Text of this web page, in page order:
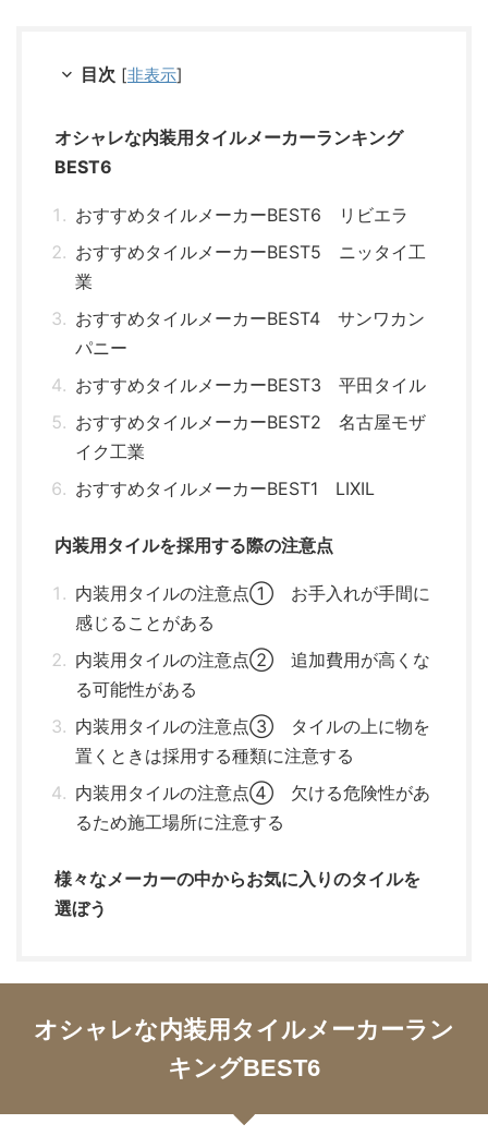
目次 [非表示]
オシャレな内装用タイルメーカーランキング
BEST6
おすすめタイルメーカーBEST6 リビエラ
おすすめタイルメーカーBEST5 ニッタイ工
業
おすすめタイルメーカーBEST4 サンワカン
パニー
おすすめタイルメーカーBEST3 平田タイル
おすすめタイルメーカーBEST2 名古屋モザ
イク工業
おすすめタイルメーカーBEST1 LIXIL
内装用タイルを採用する際の注意点
内装用タイルの注意点① お手入れが手間に
感じることがある
内装用タイルの注意点② 追加費用が高くな
る可能性がある
内装用タイルの注意点③ タイルの上に物を
置くときは採用する種類に注意する
内装用タイルの注意点④ 欠ける危険性があ
るため施工場所に注意する
様々なメーカーの中からお気に入りのタイルを
選ぼう
オシャレな内装用タイルメーカーラン
キングBEST6